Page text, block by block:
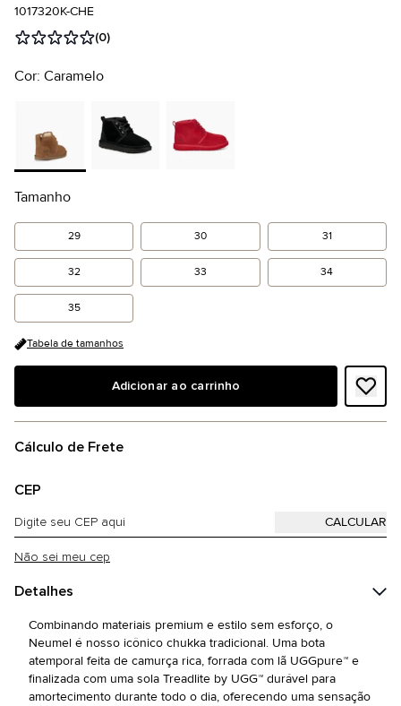
1017320K-CHE
(0)
Cor: Caramelo
Tamanho
29 30 31
32 33 34
35
Tabela de tamanhos
Adicionar ao carrinho
Cálculo de Frete
CEP
Não sei meu cep
Detalhes
Combinando materiais premium e estilo sem esforço, o
Neumel é nosso icônico chukka tradicional. Uma bota
atemporal feita de camurça rica, forrada com lã UGGpure™ e
finalizada com uma sola Treadlite by UGG™ durável para
amortecimento durante todo o dia, oferecendo uma sensação